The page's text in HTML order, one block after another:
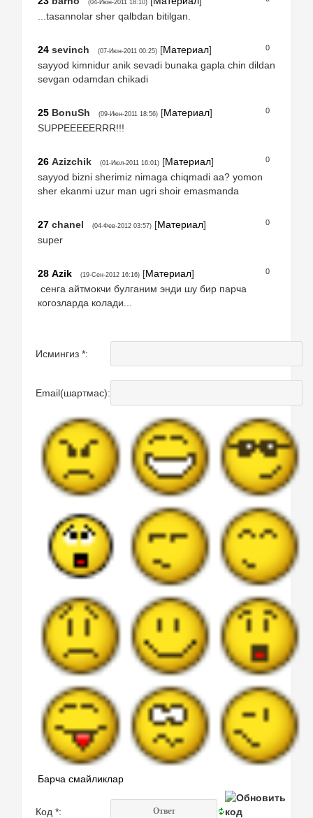
(04-Июн-2011 18:10)
...tasannolar sher qalbdan bitilgan.
0
24 sevinch (07-Июн-2011 00:25) [Материал]
sayyod kimnidur anik sevadi bunaka gapla chin dildan
sevgan odamdan chikadi
0
25 BonuSh (09-Июн-2011 18:56) [Материал]
SUPPEEEEERRR!!!
0
26 Azizchik (01-Июл-2011 16:01) [Материал]
sayyod bizni sherimiz nimaga chiqmadi aa? yomon
sher ekanmi uzur man ugri shoir emasmanda
0
27 chanel (04-Фев-2012 03:57) [Материал]
super
0
28 Azik (19-Сен-2012 16:16) [Материал]
сенга айтмокчи булганим энди шу бир парча
когозларда колади...
Исмингиз *:
Email(шартмас):
Барча смайликлар
Код *: